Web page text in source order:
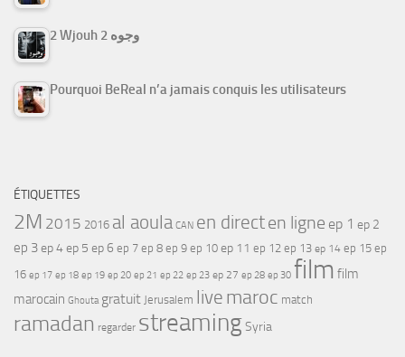
2 Wjouh 2 وجوه
Pourquoi BeReal n’a jamais conquis les utilisateurs
ÉTIQUETTES
2M 2015 2016 al aoula CAN en directen ligne ep 1 ep 2
ep 3ep 4ep 5 ep 6 ep 7 ep 8 ep 9 ep 10 ep 11 ep 12 ep 13 ep 14 ep 15 ep
16 ep 17 ep 18 ep 19 ep 20 ep 21 ep 22 ep 23 ep 27 ep 28 ep 30 film film
marocain Ghouta gratuit Jerusalem live maroc match
ramadan regarder streamingSyria